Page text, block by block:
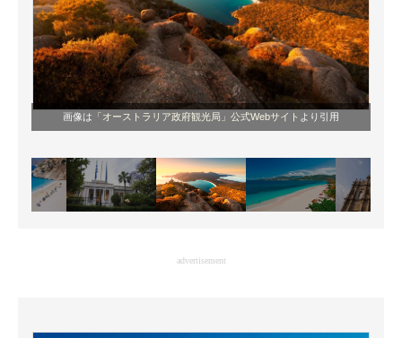
画像は 「オーストラリア政府観光局」公式Webサイト より引用
advertisement